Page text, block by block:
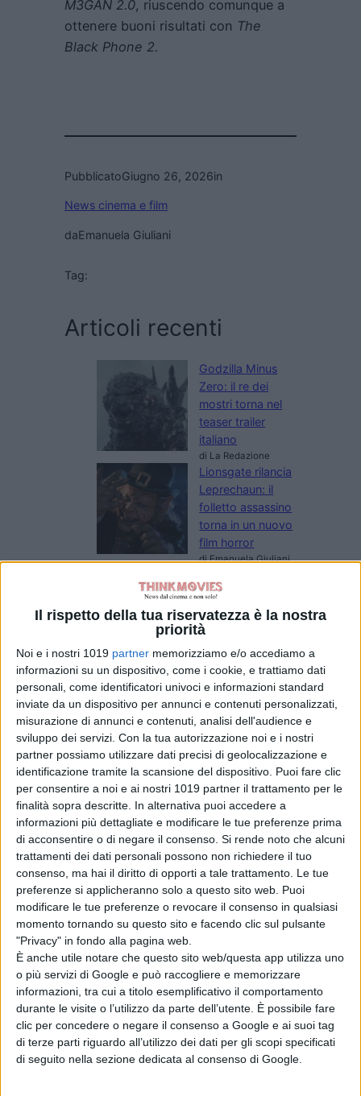
Il rispetto della tua riservatezza è la nostra
priorità
Noi e i nostri 1019 partner memorizziamo e/o accediamo a
informazioni su un dispositivo, come i cookie, e trattiamo dati
personali, come identificatori univoci e informazioni standard
inviate da un dispositivo per annunci e contenuti personalizzati,
misurazione di annunci e contenuti, analisi dell'audience e
sviluppo dei servizi. Con la tua autorizzazione noi e i nostri
partner possiamo utilizzare dati precisi di geolocalizzazione e
identificazione tramite la scansione del dispositivo. Puoi fare clic
per consentire a noi e ai nostri 1019 partner il trattamento per le
finalità sopra descritte. In alternativa puoi accedere a
informazioni più dettagliate e modificare le tue preferenze prima
di acconsentire o di negare il consenso. Si rende noto che alcuni
trattamenti dei dati personali possono non richiedere il tuo
consenso, ma hai il diritto di opporti a tale trattamento. Le tue
preferenze si applicheranno solo a questo sito web. Puoi
modificare le tue preferenze o revocare il consenso in qualsiasi
momento tornando su questo sito e facendo clic sul pulsante
"Privacy" in fondo alla pagina web.
È anche utile notare che questo sito web/questa app utilizza uno
o più servizi di Google e può raccogliere e memorizzare
informazioni, tra cui a titolo esemplificativo il comportamento
durante le visite o l’utilizzo da parte dell’utente. È possibile fare
clic per concedere o negare il consenso a Google e ai suoi tag
di terze parti riguardo all’utilizzo dei dati per gli scopi specificati
di seguito nella sezione dedicata al consenso di Google.
M3GAN 2.0, riuscendo comunque a
ottenere buoni risultati con The
Black Phone 2.
PubblicatoGiugno 26, 2026in
News cinema e film
daEmanuela Giuliani
Tag:
Articoli recenti
Godzilla Minus
Zero: il re dei
mostri torna nel
teaser trailer
italiano
di La Redazione
Lionsgate rilancia
Leprechaun: il
folletto assassino
torna in un nuovo
film horror
di Emanuela Giuliani
la Toyota Supra
di Paul Walker:
“Non l’ho
Wonka 2, nessun
rinvio: la Warner
Bros. fa chiarezza
sul sequel con
Timothée
Chalamet
di Emanuela Giuliani
Venezia 83: a
Luca Guadagnino
il Cartier Glory to
the Filmmaker
2026
di La Redazione
Chi siamoContattiPrivacy Policy
Emanuela Giuliani CFGLNMNL77T43L639 Disclaimer